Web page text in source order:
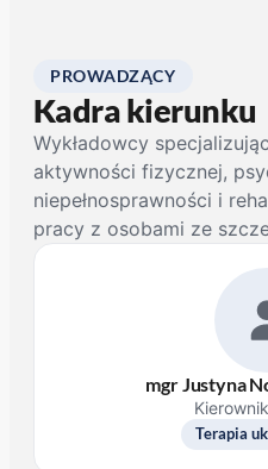
PROWADZĄCY
Kadra kierunku
Wykładowcy
aktywności fizycznej,
niepełnosprawności i
pracy z osobami ze
mgr Justyna
Terapia